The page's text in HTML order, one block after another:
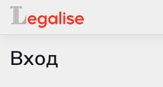
Вход